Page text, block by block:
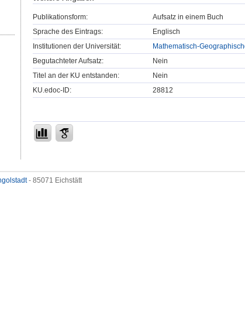
Publikationsform:
Aufsatz in einem Buch
Sprache des Eintrags:
Englisch
Institutionen der Universität:
Mathematisch-
Begutachteter Aufsatz:
Nein
Titel an der KU entstanden:
Nein
KU.edoc-ID:
28812
- 85071 Eichstätt